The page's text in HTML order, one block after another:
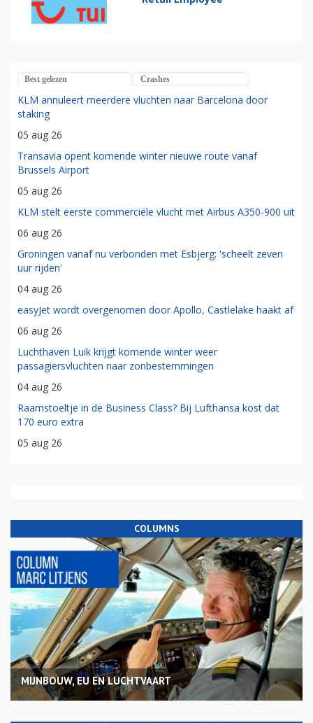
Best gelezen Crashes
KLM annuleert meerdere vluchten naar Barcelona door
staking
05 aug 26
Transavia opent komende winter nieuwe route vanaf
Brussels Airport
05 aug 26
KLM stelt eerste commerciële vlucht met Airbus A350-900 uit
06 aug 26
Groningen vanaf nu verbonden met Esbjerg: 'scheelt zeven
uur rijden'
04 aug 26
easyJet wordt overgenomen door Apollo, Castlelake haakt af
06 aug 26
Luchthaven Luik krijgt komende winter weer
passagiersvluchten naar zonbestemmingen
04 aug 26
Raamstoeltje in de Business Class? Bij Lufthansa kost dat
170 euro extra
05 aug 26
COLUMNS
MIJNBOUW, EU EN LUCHTVAART